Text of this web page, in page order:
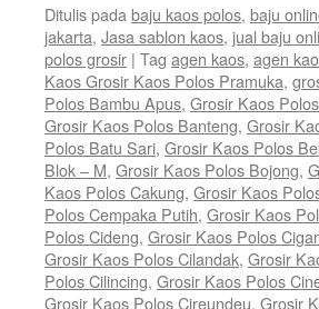
Ditulis pada baju kaos polos, baju
jakarta, Jasa sablon kaos, jual baju
polos grosir | Tag agen kaos, agen
Kaos Grosir Kaos Polos Pramuka,
Polos Bambu Apus, Grosir Kaos
Grosir Kaos Polos Banteng, Grosir
Polos Batu Sari, Grosir Kaos Polos
Blok – M, Grosir Kaos Polos Bojong,
Kaos Polos Cakung, Grosir Kaos
Polos Cempaka Putih, Grosir Kaos
Polos Cideng, Grosir Kaos Polos
Grosir Kaos Polos Cilandak, Grosir
Polos Cilincing, Grosir Kaos Polos
Grosir Kaos Polos Cireundeu, Grosir